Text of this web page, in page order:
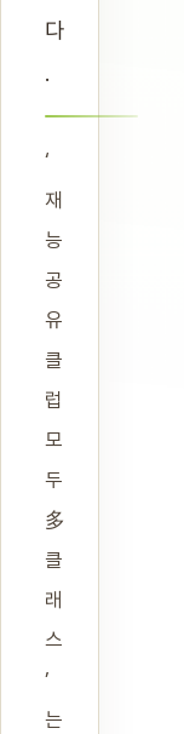
다
.
‘
재
능
공
유
클
럽
모
두
多
클
래
스
’
는